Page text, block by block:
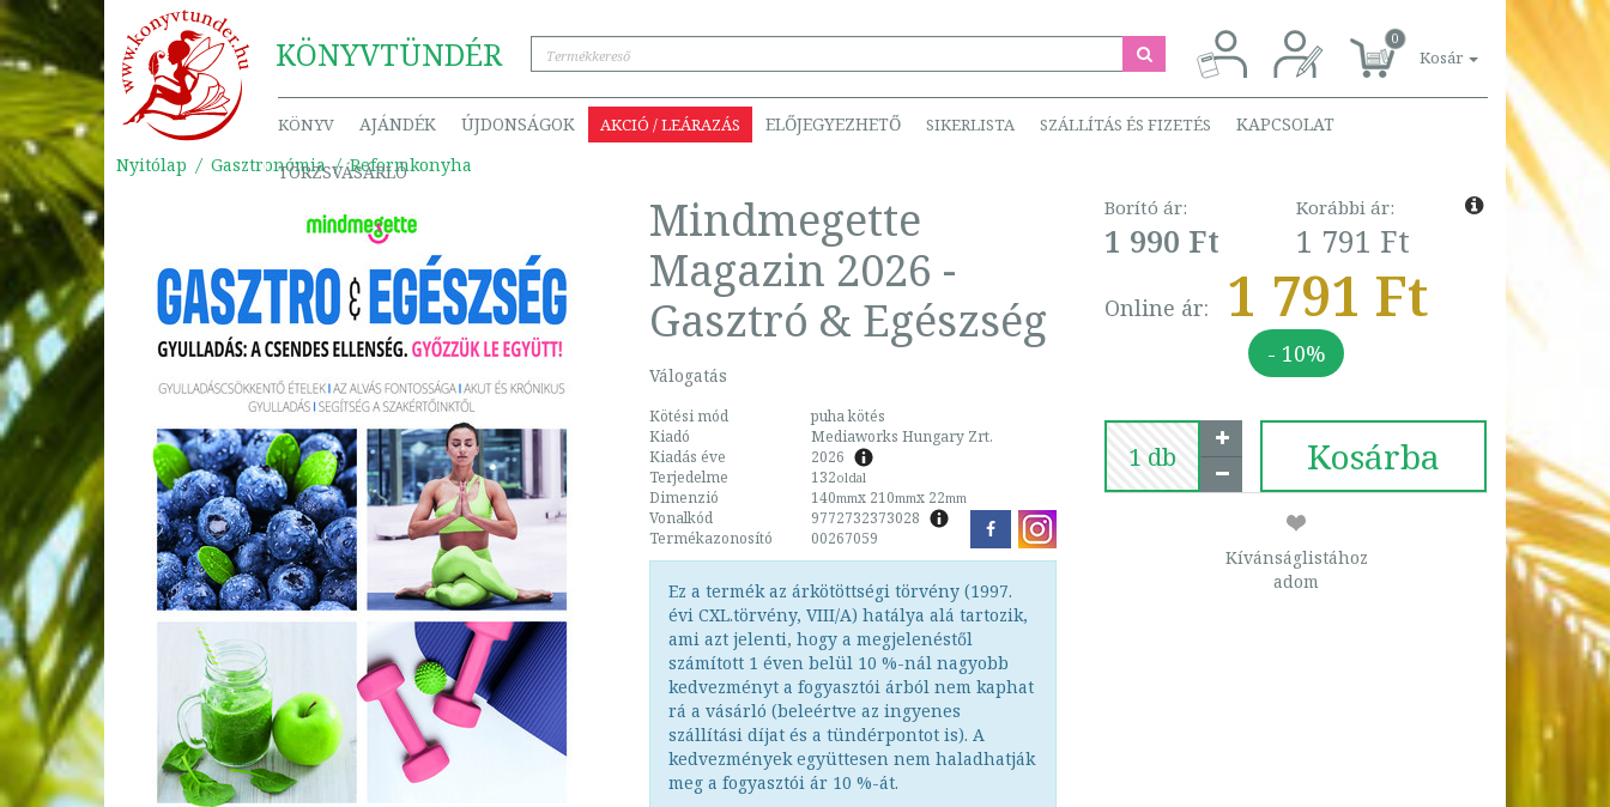
KÖNYVTÜNDÉR 0
Kosár
KÖNYV AJÁNDÉK ÚJDONSÁGOK AKCIÓ / LEÁRAZÁS ELŐJEGYEZHETŐ SIKERLISTA SZÁLLÍTÁS ÉS FIZETÉS KAPCSOLAT
TÖRZSVÁSÁRLÓ
Nyitólap Gasztronómia Reformkonyha
Mindmegette
Magazin 2026 -
Gasztró & Egészség
Válogatás
Kötési mód
puha kötés
Kiadó
Mediaworks Hungary Zrt.
Kiadás éve
2026
Terjedelme
132oldal
Dimenzió 140mmx 210mmx 22mm
Vonalkód
9772732373028
Termékazonosító
00267059
Ez a termék az árkötöttségi törvény (1997.
évi CXL.törvény, VIII/A) hatálya alá tartozik,
ami azt jelenti, hogy a megjelenéstől
számított 1 éven belül 10 %-nál nagyobb
kedvezményt a fogyasztói árból nem kaphat
rá a vásárló (beleértve az ingyenes
szállítási díjat és a tündérpontot is). A
kedvezmények együttesen nem haladhatják
meg a fogyasztói ár 10 %-át.
Borító ár:
1 990 Ft
Korábbi ár:
1 791 Ft
Online ár: 1 791 Ft
- 10%
Kosárba
Kívánságlistához
adom